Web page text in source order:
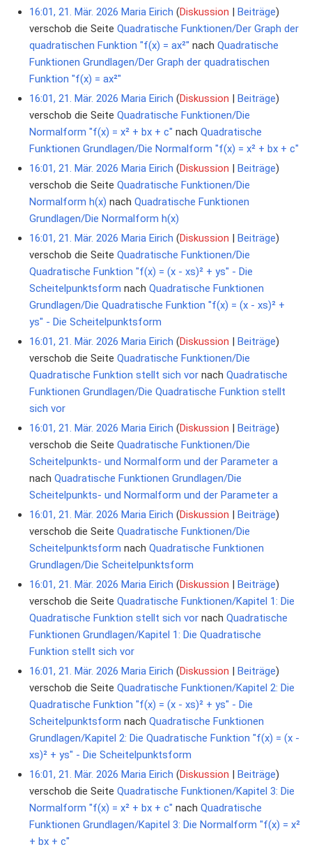
16:01, 21. Mär. 2026 Maria Eirich Diskussion
Beiträge
verschob die Seite Quadratische Funktionen/Der Graph der
quadratischen Funktion "f(x) = ax²" nach Quadratische
Funktionen Grundlagen/Der Graph der quadratischen
Funktion "f(x) = ax²"
16:01, 21. Mär. 2026 Maria Eirich Diskussion
Beiträge
verschob die Seite Quadratische Funktionen/Die
Normalform "f(x) = x² + bx + c" nach Quadratische
Funktionen Grundlagen/Die Normalform "f(x) = x² + bx + c"
16:01, 21. Mär. 2026 Maria Eirich Diskussion
Beiträge
verschob die Seite Quadratische Funktionen/Die
Normalform h(x) nach Quadratische Funktionen
Grundlagen/Die Normalform h(x)
16:01, 21. Mär. 2026 Maria Eirich Diskussion
Beiträge
verschob die Seite Quadratische Funktionen/Die
Quadratische Funktion "f(x) = (x - xs)² + ys" - Die
Scheitelpunktsform nach Quadratische Funktionen
Grundlagen/Die Quadratische Funktion "f(x) = (x - xs)² +
ys" - Die Scheitelpunktsform
16:01, 21. Mär. 2026 Maria Eirich Diskussion
Beiträge
verschob die Seite Quadratische Funktionen/Die
Quadratische Funktion stellt sich vornach Quadratische
Funktionen Grundlagen/Die Quadratische Funktion stellt
sich vor
16:01, 21. Mär. 2026 Maria Eirich Diskussion
Beiträge
verschob die Seite Quadratische Funktionen/Die
Scheitelpunkts- und Normalform und der Parameter a
nach Quadratische Funktionen Grundlagen/Die
Scheitelpunkts- und Normalform und der Parameter a
16:01, 21. Mär. 2026 Maria Eirich Diskussion
Beiträge
verschob die Seite Quadratische Funktionen/Die
Scheitelpunktsform nach Quadratische Funktionen
Grundlagen/Die Scheitelpunktsform
16:01, 21. Mär. 2026 Maria Eirich Diskussion
Beiträge
verschob die Seite Quadratische Funktionen/Kapitel 1: Die
Quadratische Funktion stellt sich vornach Quadratische
Funktionen Grundlagen/Kapitel 1: Die Quadratische
Funktion stellt sich vor
16:01, 21. Mär. 2026 Maria Eirich Diskussion
Beiträge
verschob die Seite Quadratische Funktionen/Kapitel 2: Die
Quadratische Funktion "f(x) = (x - xs)² + ys" - Die
Scheitelpunktsform nach Quadratische Funktionen
Grundlagen/Kapitel 2: Die Quadratische Funktion "f(x) = (x -
xs)² + ys" - Die Scheitelpunktsform
16:01, 21. Mär. 2026 Maria Eirich Diskussion
Beiträge
verschob die Seite Quadratische Funktionen/Kapitel 3: Die
Normalform "f(x) = x² + bx + c" nach Quadratische
Funktionen Grundlagen/Kapitel 3: Die Normalform "f(x) = x²
+ bx + c"